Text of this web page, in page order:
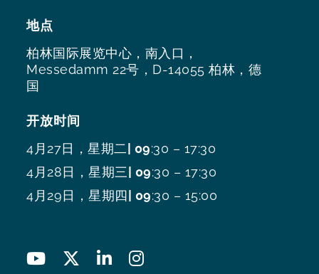
地点
柏林国际展览中心，南入口，
Messedamm 22号，D-14055 柏林，德
国
开放时间
4月27日，星期二 | 09:30 – 17:30
4月28日，星期三 | 09:30 – 17:30
4月29日，星期四 | 09:30 – 15:00